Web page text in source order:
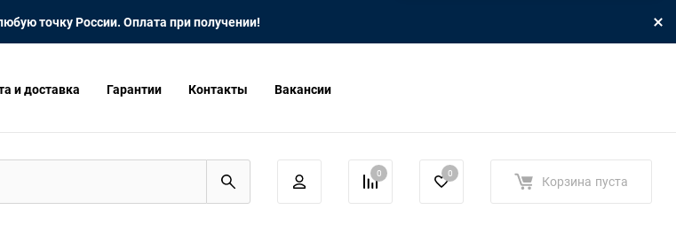
точку России. Оплата при получении!
и доставка Гарантии Контакты Вакансии
0 0 Корзина пуста